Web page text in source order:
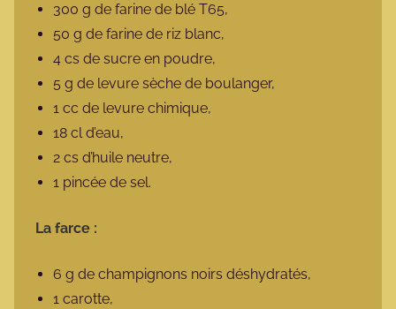
300 g de farine de blé T65,
50 g de farine de riz blanc,
4 cs de sucre en poudre,
5 g de levure sèche de boulanger,
1 cc de levure chimique,
18 cl d’eau,
2 cs d’huile neutre,
1 pincée de sel.
La farce :
6 g de champignons noirs déshydratés,
1 carotte,